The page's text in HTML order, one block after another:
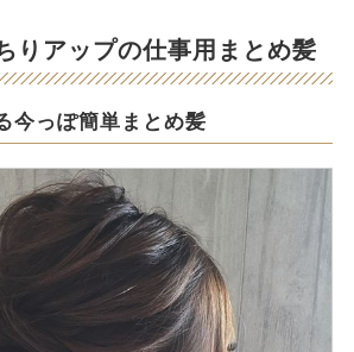
りアップの仕事用まとめ髪
今っぽ簡単まとめ髪